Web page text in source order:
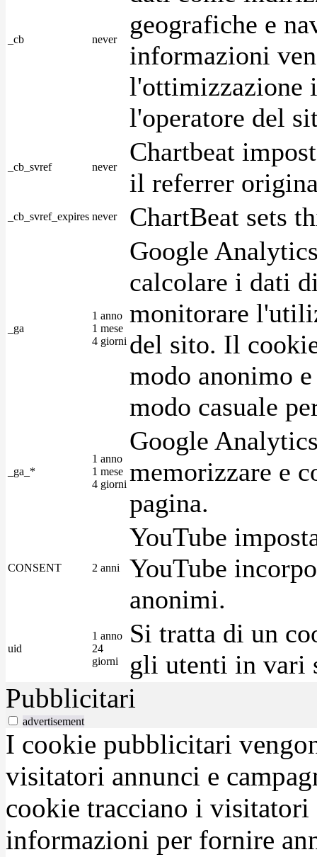
_cb never
geografiche e
informazioni
l'ottimizzazione
l'operatore del
_cb_svref never
Chartbeat
il referrer
_cb_svref_expires never ChartBeat sets
_ga
1 anno
1 mese
4 giorni
Google
calcolare i dati
monitorare
del sito. Il
modo anonimo
modo casuale
_ga_*
1 anno
1 mese
4 giorni
Google
memorizzare e
pagina.
CONSENT 2 anni
YouTube
YouTube
anonimi.
uid
1 anno
24
giorni
Si tratta di un
gli utenti in vari
Pubblicitari
advertisement
I cookie pubblicitari
visitatori annunci e
cookie tracciano i visitatori
informazioni per fornire